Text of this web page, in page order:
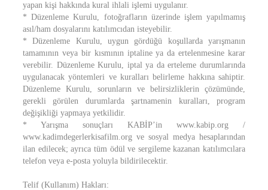
yapan kişi hakkında kural ihlali işlemi uygulanır.
* Düzenleme Kurulu, fotoğrafların üzerinde işlem yapılmamış
asıl/ham dosyalarını katılımcıdan isteyebilir.
* Düzenleme Kurulu, uygun gördüğü koşullarda yarışmanın
tamamının veya bir kısmının iptaline ya da ertelenmesine karar
verebilir. Düzenleme Kurulu, iptal ya da erteleme durumlarında
uygulanacak yöntemleri ve kuralları belirleme hakkına sahiptir.
Düzenleme Kurulu, sorunların ve belirsizliklerin çözümünde,
gerekli görülen durumlarda şartnamenin kuralları, program
değişikliği yapmaya yetkilidir.
* Yarışma sonuçları KABİP’in www.kabip.org /
www.kadimdegerlerkisafilm.org ve sosyal medya hesaplarından
ilan edilecek; ayrıca tüm ödül ve sergileme kazanan katılımcılara
telefon veya e-posta yoluyla bildirilecektir.
Telif (Kullanım) Hakları: